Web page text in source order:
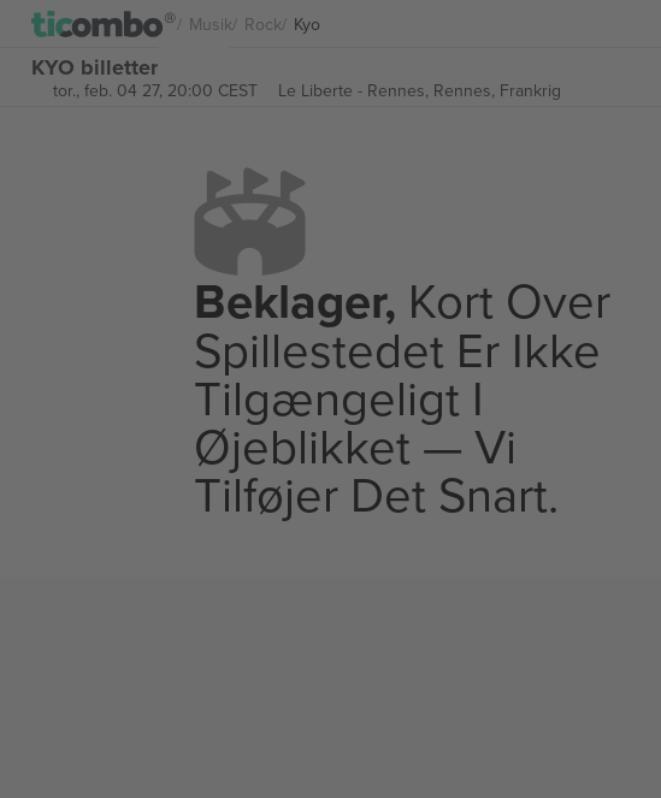
Musik Rock Kyo
KYO billetter
tor., feb. 04 27, 20:00 CEST Le Liberte - Rennes, Rennes, Frankrig
Beklager, Kort Over
Spillestedet Er Ikke
Tilgængeligt I
Øjeblikket — Vi
Tilføjer Det Snart.